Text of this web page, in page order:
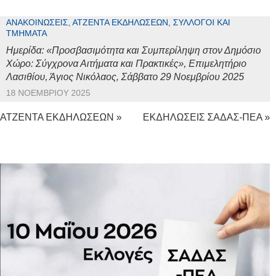
ΑΝΑΚΟΙΝΏΣΕΙΣ, ΑΤΖΈΝΤΑ ΕΚΔΗΛΏΣΕΩΝ, ΣΎΛΛΟΓΟΙ ΚΑΙ
ΤΜΉΜΑΤΑ
Ημερίδα: «Προσβασιμότητα και Συμπερίληψη στον Δημόσιο
Χώρο: Σύγχρονα Αιτήματα και Πρακτικές», Επιμελητήριο
Λασιθίου, Άγιος Νικόλαος, Σάββατο 29 Νοεμβρίου 2025
18 ΝΟΕΜΒΡΊΟΥ 2025
ΑΤΖΕΝΤΑ ΕΚΔΗΛΩΣΕΩΝ » ΕΚΔΗΛΩΣΕΙΣ ΣΑΔΑΣ-ΠΕΑ »